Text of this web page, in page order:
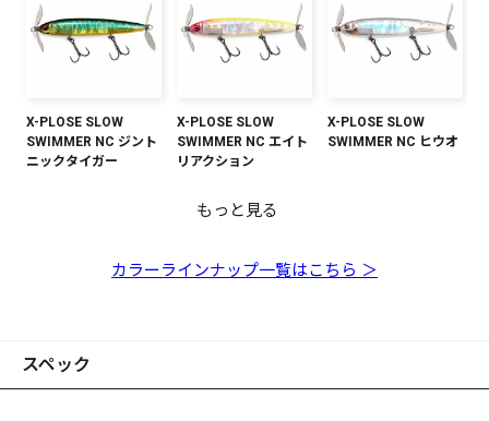
X-PLOSE SLOW
SWIMMER NC ジント
ニックタイガー
X-PLOSE SLOW
SWIMMER NC エイト
リアクション
X-PLOSE SLOW
SWIMMER NC ヒウオ
ワ
もっと見る
カラーラインナップ一覧はこちら ＞
スペック